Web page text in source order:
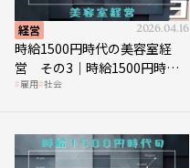
経営 2026.04.16
時給1500円時代の美容室経
営 その3｜時給1500円時
代、美容業はどのような影響
雇用 社会